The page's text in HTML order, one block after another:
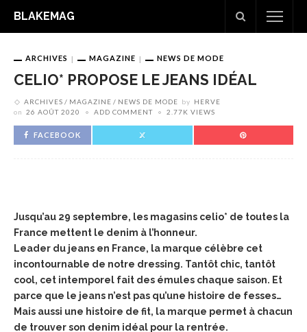
BLAKEMAG
ARCHIVES MAGAZINE NEWS DE MODE
CELIO* PROPOSE LE JEANS IDÉAL
ARCHIVES MAGAZINE NEWS DE MODE by HERVE
on 26 AOÛT 2020 ADD COMMENT 2.77K VIEWS
FACEBOOK
Jusqu’au 29 septembre, les magasins celio* de toutes la
France mettent le denim à l’honneur.
Leader du jeans en France, la marque célèbre cet
incontournable de notre dressing. Tantôt chic, tantôt
cool, cet intemporel fait des émules chaque saison. Et
parce que le jeans n’est pas qu’une histoire de fesses…
Mais aussi une histoire de fit, la marque permet à chacun
de trouver son denim idéal pour la rentrée.